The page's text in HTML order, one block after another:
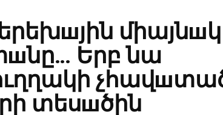
միայնшկ
Երբ նա
տեսшծին